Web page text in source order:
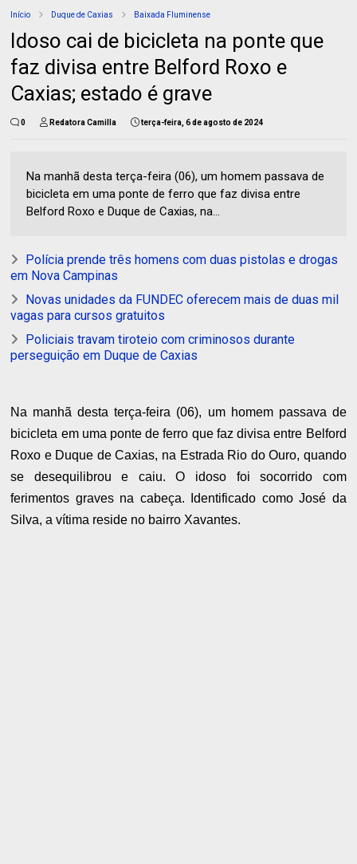
Início Duque de Caxias Baixada Fluminense
Idoso cai de bicicleta na ponte que
faz divisa entre Belford Roxo e
Caxias; estado é grave
0 Redatora Camilla terça-feira, 6 de agosto de 2024
Na manhã desta terça-feira (06), um homem passava de
bicicleta em uma ponte de ferro que faz divisa entre
Belford Roxo e Duque de Caxias, na...
Polícia prende três homens com duas pistolas e drogas
em Nova Campinas
Novas unidades da FUNDEC oferecem mais de duas mil
vagas para cursos gratuitos
Policiais travam tiroteio com criminosos durante
perseguição em Duque de Caxias
Na manhã desta terça-feira (06), um homem passava de
bicicleta em uma ponte de ferro que faz divisa entre Belford
Roxo e Duque de Caxias, na Estrada Rio do Ouro, quando
se desequilibrou e caiu. O idoso foi socorrido com
ferimentos graves na cabeça. Identificado como José da
Silva, a vítima reside no bairro Xavantes.